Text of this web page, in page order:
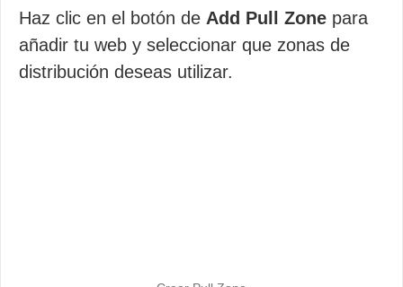
Haz clic en el botón de Add Pull Zone para
añadir tu web y seleccionar que zonas de
distribución deseas utilizar.